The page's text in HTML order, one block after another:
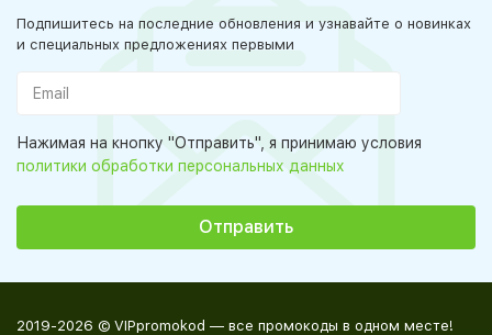
Подпишитесь на последние обновления и узнавайте о новинках
и специальных предложениях первыми
Нажимая на кнопку "Отправить", я принимаю условия
политики обработки персональных данных
2019-2026 © VIPpromokod — все промокоды в одном месте!